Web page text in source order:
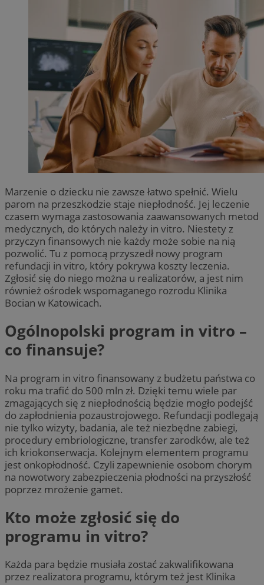
Marzenie o dziecku nie zawsze łatwo spełnić. Wielu
parom na przeszkodzie staje niepłodność. Jej leczenie
czasem wymaga zastosowania zaawansowanych metod
medycznych, do których należy in vitro. Niestety z
przyczyn finansowych nie każdy może sobie na nią
pozwolić. Tu z pomocą przyszedł nowy program
refundacji in vitro, który pokrywa koszty leczenia.
Zgłosić się do niego można u realizatorów, a jest nim
również ośrodek wspomaganego rozrodu Klinika
Bocian w Katowicach.
Ogólnopolski program in vitro –
co finansuje?
Na program in vitro finansowany z budżetu państwa co
roku ma trafić do 500 mln zł. Dzięki temu wiele par
zmagających się z niepłodnością będzie mogło podejść
do zapłodnienia pozaustrojowego. Refundacji podlegają
nie tylko wizyty, badania, ale też niezbędne zabiegi,
procedury embriologiczne, transfer zarodków, ale też
ich kriokonserwacja. Kolejnym elementem programu
jest onkopłodność. Czyli zapewnienie osobom chorym
na nowotwory zabezpieczenia płodności na przyszłość
poprzez mrożenie gamet.
Kto może zgłosić się do
programu in vitro?
Każda para będzie musiała zostać zakwalifikowana
przez realizatora programu, którym też jest Klinika